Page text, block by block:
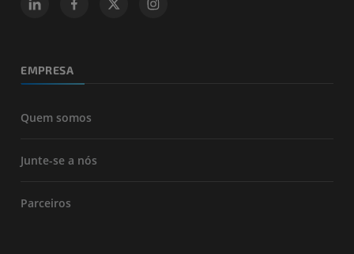
EMPRESA
Quem somos
Junte-se a nós
Parceiros